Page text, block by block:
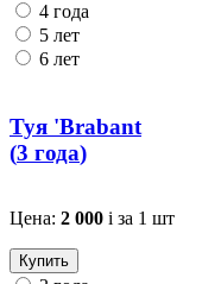
4 года
5 лет
6 лет
Туя 'Brabant
(3 года)
Цена: 2 000 i за 1 шт
Купить